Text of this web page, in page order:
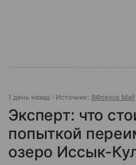
1 день назад Источник: ВФокусе Mail
Эксперт: что
попыткой
озеро Иссык-